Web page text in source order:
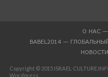
О НАС —
BABEL2014 —
НОВОСТИ
Copyright © 2015 ISRAEL
Wordpress.